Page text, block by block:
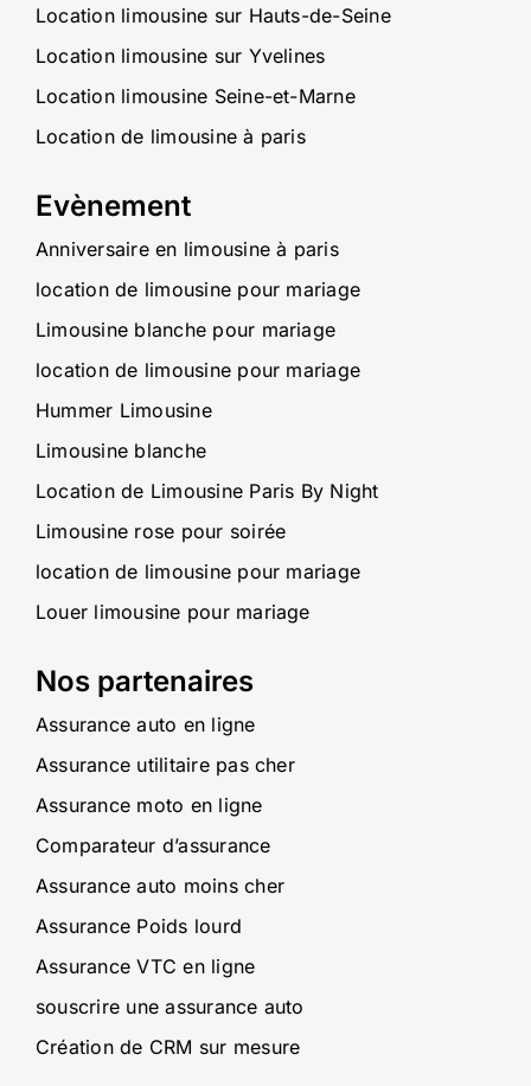
Location limousine sur Hauts-de-Seine
Location limousine sur Yvelines
Location limousine Seine-et-Marne
Location de limousine à paris
Evènement
Anniversaire en limousine à paris
location de limousine pour mariage
Limousine blanche pour mariage
location de limousine pour mariage
Hummer Limousine
Limousine blanche
Location de Limousine Paris By Night
Limousine rose pour soirée
location de limousine pour mariage
Louer limousine pour mariage
Nos partenaires
Assurance auto en ligne
Assurance utilitaire pas cher
Assurance moto en ligne
Comparateur d’assurance
Assurance auto moins cher
Assurance Poids lourd
Assurance VTC en ligne
souscrire une assurance auto
Création de CRM sur mesure